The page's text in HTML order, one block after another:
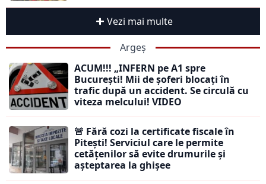
Vezi mai multe
Argeș
ACUM!!! „INFERN pe A1 spre
București! Mii de șoferi blocați în
trafic după un accident. Se circulă cu
viteza melcului! VIDEO
🚨 Fără cozi la certificate fiscale în
Pitești! Serviciul care le permite
cetățenilor să evite drumurile și
așteptarea la ghișee